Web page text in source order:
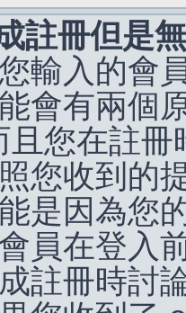
註冊但是
輸入的會
會有兩個
且您在註
您收到的
是因為您
員在登入
註冊時討